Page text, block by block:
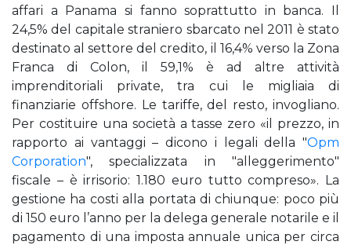
affari a Panama si fanno soprattutto in banca. Il
24,5% del capitale straniero sbarcato nel 2011 è stato
destinato al settore del credito, il 16,4% verso la Zona
Franca di Colon, il 59,1% è ad altre attività
imprenditoriali private, tra cui le migliaia di
finanziarie offshore. Le tariffe, del resto, invogliano.
Per costituire una società a tasse zero «il prezzo, in
rapporto ai vantaggi – dicono i legali della "Opm
Corporation", specializzata in "alleggerimento"
fiscale – è irrisorio: 1.180 euro tutto compreso». La
gestione ha costi alla portata di chiunque: poco più
di 150 euro l’anno per la delega generale notarile e il
pagamento di una imposta annuale unica per circa